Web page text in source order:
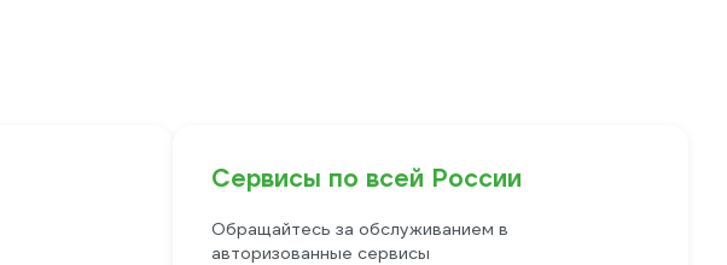
Сервисы по всей России
Обращайтесь за обслуживанием в
авторизованные сервисы